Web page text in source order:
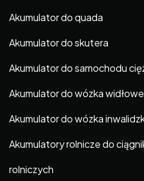
Akumulator do quada
Akumulator do skutera
Akumulator do samochodu
Akumulator do wózka
Akumulator do wózka
Akumulatory rolnicze do
rolniczych